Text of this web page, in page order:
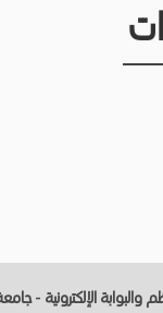
والبوابة الإلكترونية -